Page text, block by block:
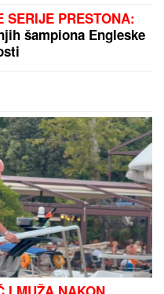
SAM IZGUBILA
Srpkinja se uništila
pa vratila